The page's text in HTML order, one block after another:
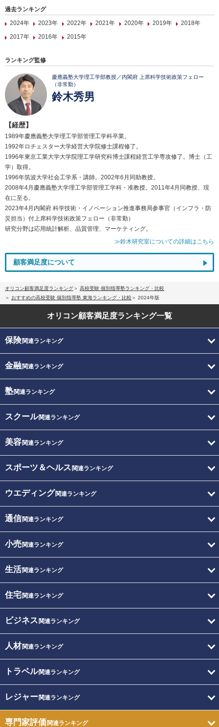
過去ランキング
2024年
2023年 2022年 2021年 2020年 2019年
2018年
2017年
2016年 2015年
ランキング監修
慶應義塾大学理工学部教授／内閣府 上席科学技術政策フェロー
（非常勤）
鈴木秀男
【経歴】
1989年慶應義塾大学理工学部管理工学科卒業。
1992年ロチェスター大学経営大学院修士課程修了。
1996年東京工業大学大学院理工学研究科博士課程経営工学専攻修了。博士（工
学）取得。
1996年筑波大学社会工学系・講師。2002年6月同助教授。
2008年4月慶應義塾大学理工学部管理工学科・准教授。2011年4月同教授、現
在に至る。
2023年4月内閣府 科学技術・イノベーション推進事務局参事官（インフラ・防
災担当）付上席科学技術政策フェロー（非常勤）
研究分野は応用統計解析、品質管理、マーケティング。
≫鈴木研究室についての詳細はこちら
顧客満足度について
オリコン顧客満足度ランキング
高校受験 個別指導塾ランキング・比較
おすすめの高校受験 個別指導塾 東海ランキング・比較
2024年版
オリコン顧客満足度ランキング一覧
保険関連ランキング
金融関連ランキング
塾関連ランキング
スクール関連ランキング
美容関連ランキング
スポーツ＆ヘルス 関連ランキング
ウエディング関連ランキング
通信関連ランキング
小売関連ランキング
生活関連ランキング
住宅関連ランキング
ビジネス 関連ランキング
人材関連ランキング
トラベル関連ランキング
レジャー関連ランキング
専門家評価関連ランキング